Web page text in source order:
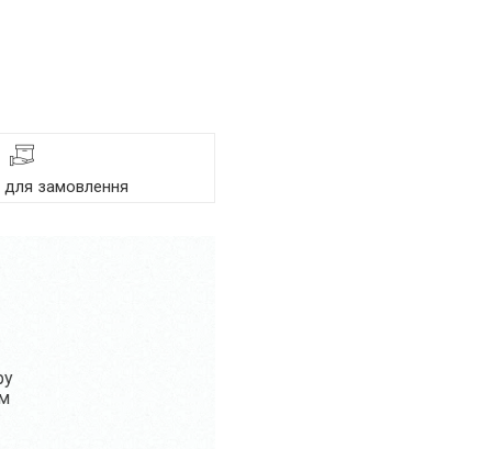
для замовлення